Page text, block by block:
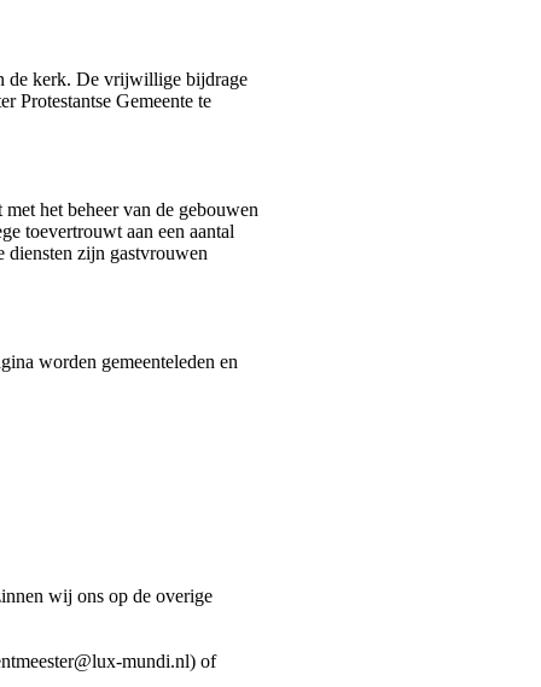
de kerk. De vrijwillige bijdrage
Protestantse Gemeente te
het beheer van de gebouwen
toevertrouwt aan een aantal
zijn gastvrouwen
worden gemeenteleden en
wij ons op de overige
mundi.nl) of